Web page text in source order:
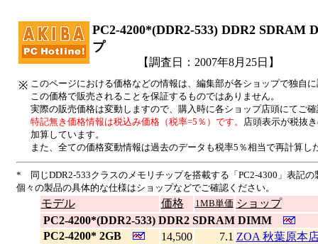
PC2-4200*(DDR2-533) DDR2 SDRAM
プ
【調査日：2007年8月25日】
※ このページにおける価格などの情報は、編集部が各ショップで独自
この価格で販売されることを保証するものではありません。
実際の販売価格は変動しますので、購入時に各ショップ店頭にてご
特記無き価格情報は税込み価格（税率=5％）です。 店頭表示が税抜
加算しています。
また、全ての価格変動情報は過去のデータも税率5％相当で再計算し
* 同じDDR2-533クラスのメモリチップを搭載する「PC2-4300」表記
個々の製品の具体的な仕様はショップなどでご確認ください。
モデル 価格 1MB単価 ショップ
PC2-4200*(DDR2-533) DDR2 SDRAM DIMM
PC2-4200* 2GB 14,500 7.1 ZOA 秋葉原本